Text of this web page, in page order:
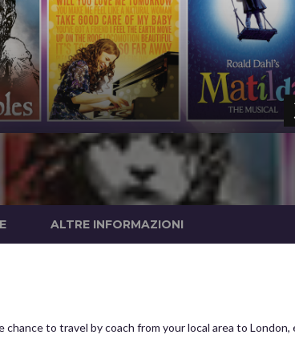
ALTRE INFORMAZIONI
to travel by coach from your local area to